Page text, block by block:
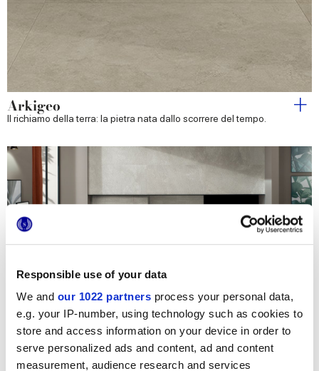
Responsible use of your data
We and our 1022 partners process your personal data,
e.g. your IP-number, using technology such as cookies to
store and access information on your device in order to
serve personalized ads and content, ad and content
measurement, audience research and services
Arkigeo
Il richiamo della terra: la pietra nata dallo scorrere del tempo.
Arkiquartz
L'ispirazione quarzite per una nuova sintesi tra eleganza
naturale e vocazione tecnica